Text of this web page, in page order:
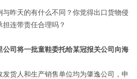
昨天的有什么不同？你觉得出口货物侵
连带责任合理吗？
司将一批童鞋委托给某冠报关公司向海
发货人和生产销售单位均为肇逸公司，申